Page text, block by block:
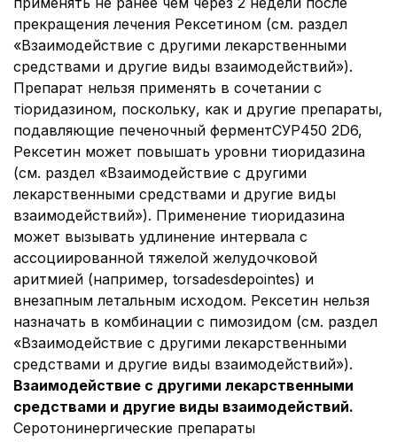
прекращения лечения Рексетином (см. раздел
«Взаимодействие с другими лекарственными
средствами и другие виды взаимодействий»).
Препарат нельзя применять в сочетании с
тіоридазином, поскольку, как и другие препараты,
подавляющие печеночный ферментСУР450 2D6,
Рексетин может повышать уровни тиоридазина
(см. раздел «Взаимодействие с другими
лекарственными средствами и другие виды
взаимодействий»). Применение тиоридазина
может вызывать удлинение интервала с
ассоциированной тяжелой желудочковой
аритмией (например, torsadesdepointes) и
внезапным летальным исходом. Рексетин нельзя
назначать в комбинации с пимозидом (см. раздел
«Взаимодействие с другими лекарственными
средствами и другие виды взаимодействий»).
Взаимодействие с другими лекарственными
средствами и другие виды взаимодействий.
Серотонинергические препараты